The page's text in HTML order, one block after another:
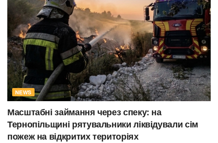
NEWS
Масштабні займання через спеку: на
Тернопільщині рятувальники ліквідували сім
пожеж на відкритих територіях